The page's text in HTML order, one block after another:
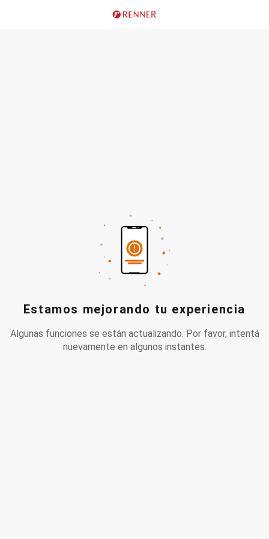
Estamos mejorando tu experiencia
Algunas funciones se están actualizando. Por favor, intentá
nuevamente en algunos instantes.